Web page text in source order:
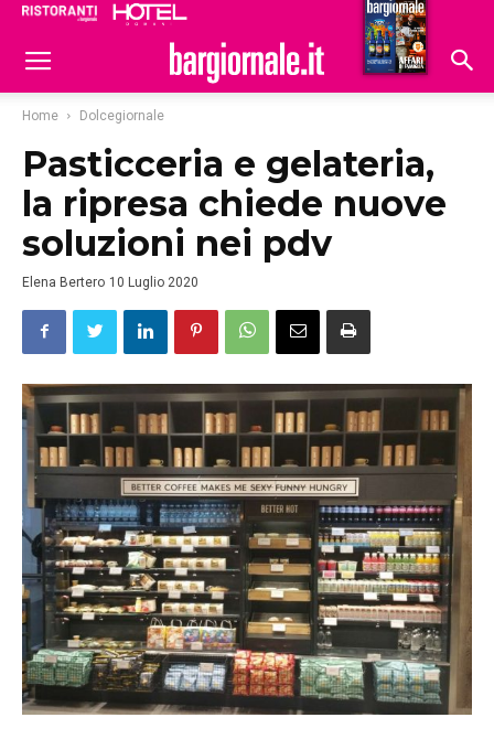
Hoteldomani
Home Dolcegiornale
Pasticceria e gelateria,
la ripresa chiede nuove
soluzioni nei pdv
Elena Bertero 10 Luglio 2020